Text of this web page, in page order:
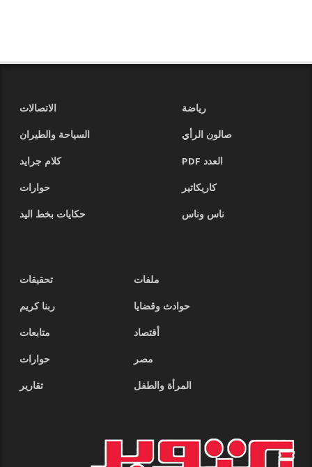
رياضة
الاتصالات
صالون الرأي
السياحة والطيران
العدد PDF
كلام جرايد
كاريكاتير
حوارات
ناس وناس
حكايات بخط اليد
ملفات
تحقيقات
حوادث وقضايا
ربنا كريم
أقتصاد
متابعات
مصر
حوارات
المرأة والطفل
تقارير